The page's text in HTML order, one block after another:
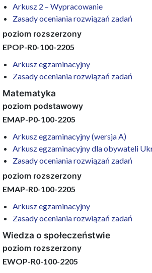
Arkusz 2 – Wypracowanie
Zasady oceniania rozwiązań zadań
poziom rozszerzony
EPOP-R0-100-2205
Arkusz egzaminacyjny
Zasady oceniania rozwiązań zadań
Matematyka
poziom podstawowy
EMAP-P0-100-2205
Arkusz egzaminacyjny (wersja A)
Arkusz egzaminacyjny dla obywateli
Zasady oceniania rozwiązań zadań
poziom rozszerzony
EMAP-R0-100-2205
Arkusz egzaminacyjny
Zasady oceniania rozwiązań zadań
Wiedza o społeczeństwie
poziom rozszerzony
EWOP-R0-100-2205